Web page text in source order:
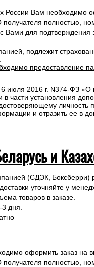
России Вам
полностью,
Вами для подтверждения
подлежит
предоставление
июля 2016 г. N374-ФЗ
части установления
личность
и отразить ее в
и
(СДЭК,
уточняйте у
товаров в заказе.
дня.
оформить заказ
полностью,